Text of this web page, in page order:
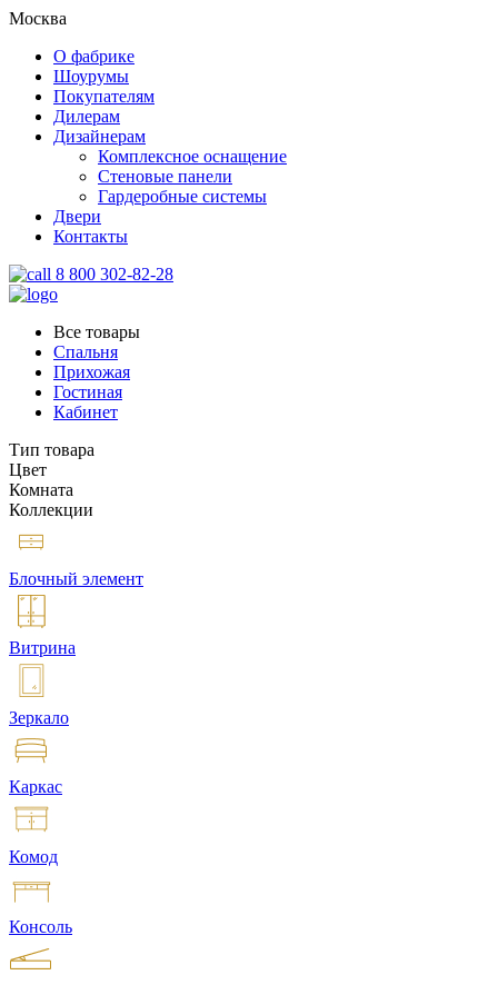
Москва
О фабрике
Шоурумы
Покупателям
Дилерам
Дизайнерам
Комплексное оснащение
Стеновые панели
Гардеробные системы
Двери
Контакты
8 800 302-82-28
Все товары
Спальня
Прихожая
Гостиная
Кабинет
Тип товара
Цвет
Комната
Коллекции
Блочный элемент
Витрина
Зеркало
Каркас
Комод
Консоль